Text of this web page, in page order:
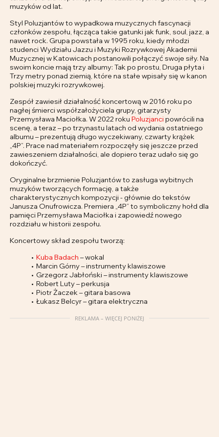
muzyków od lat.
Styl Poluzjantów to wypadkowa muzycznych fascynacji
członków zespołu, łącząca takie gatunki jak funk, soul, jazz, a
nawet rock. Grupa powstała w 1995 roku, kiedy młodzi
studenci Wydziału Jazzu i Muzyki Rozrywkowej Akademii
Muzycznej w Katowicach postanowili połączyć swoje siły. Na
swoim koncie mają trzy albumy: Tak po prostu, Druga płyta i
Trzy metry ponad ziemią, które na stałe wpisały się w kanon
polskiej muzyki rozrywkowej.
Zespół zawiesił działalność koncertową w 2016 roku po
nagłej śmierci współzałożyciela grupy, gitarzysty
Przemysława Maciołka. W 2022 roku Poluzjanci powrócili na
scenę, a teraz – po trzynastu latach od wydania ostatniego
albumu – prezentują długo wyczekiwany, czwarty krążek
„4P”. Prace nad materiałem rozpoczęły się jeszcze przed
zawieszeniem działalności, ale dopiero teraz udało się go
dokończyć.
Oryginalne brzmienie Poluzjantów to zasługa wybitnych
muzyków tworzących formację, a także
charakterystycznych kompozycji - głównie do tekstów
Janusza Onufrowicza. Premiera „4P” to symboliczny hołd dla
pamięci Przemysława Maciołka i zapowiedź nowego
rozdziału w historii zespołu.
Koncertowy skład zespołu tworzą:
Kuba Badach – wokal
Marcin Górny – instrumenty klawiszowe
Grzegorz Jabłoński – instrumenty klawiszowe
Robert Luty – perkusja
Piotr Żaczek – gitara basowa
Łukasz Belcyr – gitara elektryczna
REKLAMA – WIĘCEJ PONIŻEJ